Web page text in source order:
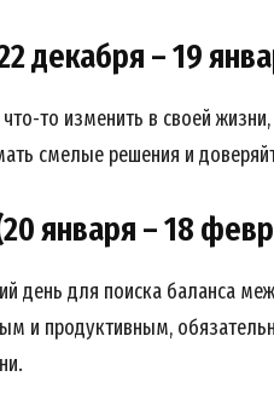
декабря – 19
то изменить в своей
смелые решения и
января – 18
день для поиска баланса
и продуктивным,